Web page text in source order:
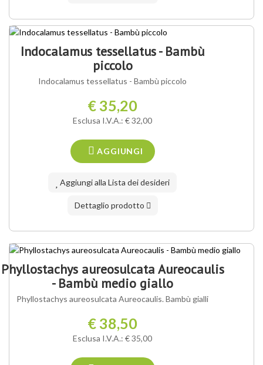
Indocalamus tessellatus - Bambù
piccolo
Indocalamus tessellatus - Bambù piccolo
€ 35,20
Esclusa I.V.A.: € 32,00
AGGIUNGI
Aggiungi alla Lista dei desideri
Dettaglio prodotto
Phyllostachys aureosulcata Aureocaulis
- Bambù medio giallo
Phyllostachys aureosulcata Aureocaulis. Bambù gialli
€ 38,50
Esclusa I.V.A.: € 35,00